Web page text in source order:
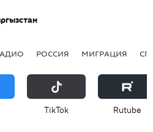
РОССИЯ МИГРАЦИЯ
ТikТоk Rutube